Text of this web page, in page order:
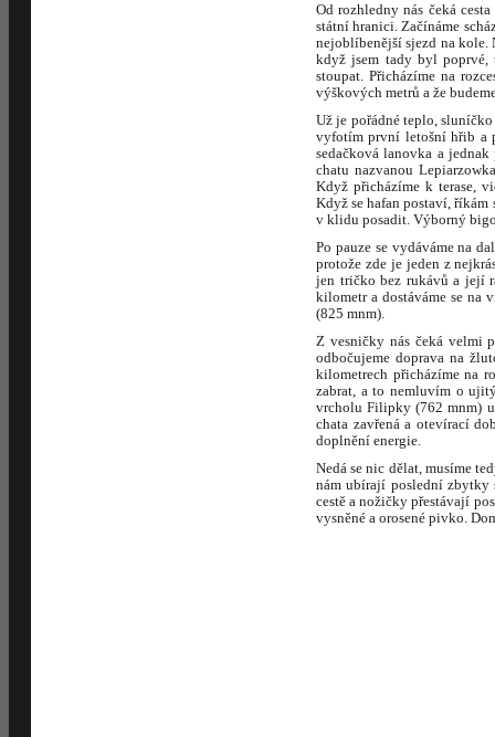
Od rozhledny nás čeká
státní hranici. Začínáme
nejoblíbenější sjezd na kole.
když jsem tady byl poprvé,
stoupat. Přicházíme na
výškových metrů a že
Už je pořádné teplo, sluníčko
vyfotím první letošní hřib a
sedačková lanovka a
chatu nazvanou
Když přicházíme k terase,
Když se hafan postaví, říkám
v klidu posadit. Výborný
Po pauze se vydáváme na
protože zde je jeden z
jen tričko bez rukávů a její
kilometr a dostáváme se na
(825 mnm).
Z vesničky nás čeká velmi
odbočujeme doprava na
kilometrech přicházíme na
zabrat, a to nemluvím o
vrcholu Filipky (762 mnm)
chata zavřená a otevírací
doplnění energie.
Nedá se nic dělat, musíme
nám ubírají poslední zbytky
cestě a nožičky přestávají
vysněné a orosené pivko.